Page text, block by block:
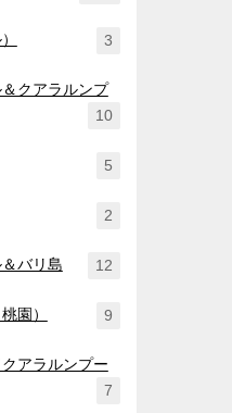
3
クアラルンプ
10
5
2
バリ島 12
園） 9
アラルンプー
7